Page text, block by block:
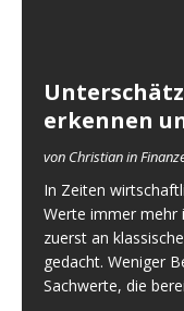
erkennen
von Christian in
In Zeiten
Werte immer mehr
zuerst an
gedacht. Weniger
Sachwerte, die